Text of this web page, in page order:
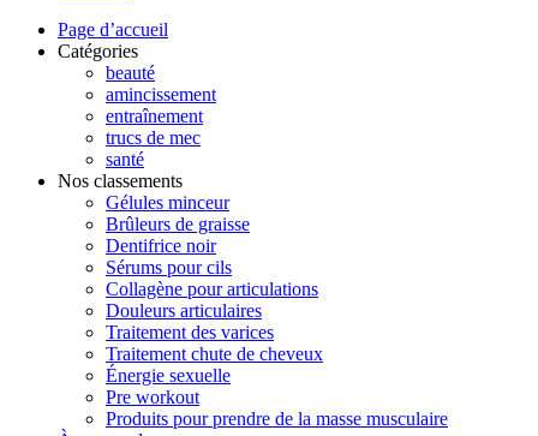
Page d’accueil
Catégories
beauté
amincissement
entraînement
trucs de mec
santé
Nos classements
Gélules minceur
Brûleurs de graisse
Dentifrice noir
Sérums pour cils
Collagène pour articulations
Douleurs articulaires
Traitement des varices
Traitement chute de cheveux
Énergie sexuelle
Pre workout
Produits pour prendre de la masse musculaire